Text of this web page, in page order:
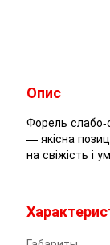
Опис
Форель слабо-
— якісна
на свіжість і